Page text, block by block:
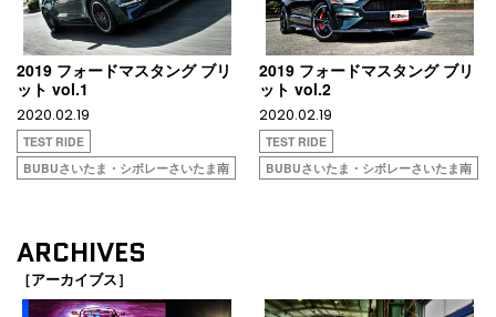
2019 フォードマスタング ブリ
ット vol.1
2020.02.19
TEST RIDE
BUBUさいたま・シボレーさいたま南
2019 フォードマスタング ブリ
ット vol.2
2020.02.19
TEST RIDE
BUBUさいたま・シボレーさいたま南
ARCHIVES
［アーカイブス］